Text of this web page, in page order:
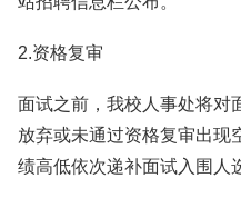
2.资格复审
面试之前，我校人事处将对
放弃或未通过资格复审出现
绩高低依次递补面试入围人